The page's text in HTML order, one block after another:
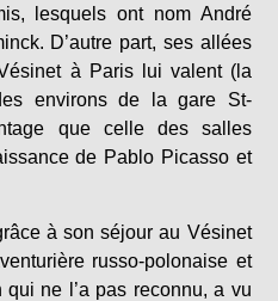
lesquels ont nom André
D’autre part, ses allées
à Paris lui valent (la
environs de la gare St-
que celle des salles
de Pablo Picasso et
à son séjour au Vésinet
russo-polonaise et
ne l’a pas reconnu, a vu